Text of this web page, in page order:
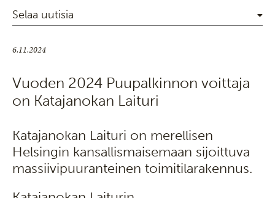
Selaa uutisia
6.11.2024
Vuoden 2024 Puupalkinnon voittaja
on Katajanokan Laituri
Katajanokan Laituri on merellisen
Helsingin kansallismaisemaan sijoittuva
massiivipuuranteinen toimitilarakennus.